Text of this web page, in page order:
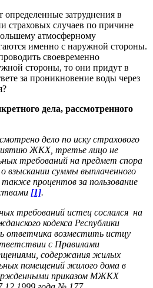
затруднения в
страховых случаев по причине
атмосферному
именно с наружной стороны.
своевременно
стороны, то они придут в
за проникновение воды через
дела, рассмотренного
дело по иску страхового
ЖКХ, третье лицо не
требований на предмет спора
взыскании суммы выплаченного
процентов за пользование
[1].
требований истец сослался на
кодекса Республики
ответчика возместить истцу
с Правилами
содержания жилых
помещений жилого дома в
приказом МЖКХ